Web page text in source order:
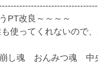
PT改良～～～～
使ってくれないので
魂 おんみつ魂 中